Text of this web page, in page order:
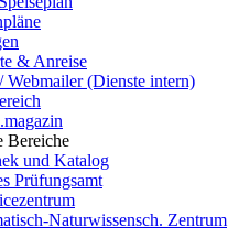
& Anreise
Webmailer (Dienste intern)
Bereiche
und Katalog
Prüfungsamt
Naturwissensch. Zentrum